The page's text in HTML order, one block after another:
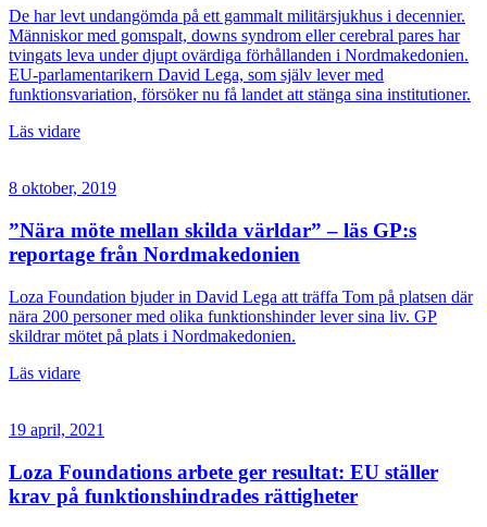
De har levt undangömda på ett gammalt militärsjukhus i decennier.
Människor med gomspalt, downs syndrom eller cerebral pares har
tvingats leva under djupt ovärdiga förhållanden i Nordmakedonien.
EU-parlamentarikern David Lega, som själv lever med
funktionsvariation, försöker nu få landet att stänga sina institutioner.
Läs vidare
8 oktober, 2019
”Nära möte mellan skilda världar” – läs GP:s
reportage från Nordmakedonien
Loza Foundation bjuder in David Lega att träffa Tom på platsen där
nära 200 personer med olika funktionshinder lever sina liv. GP
skildrar mötet på plats i Nordmakedonien.
Läs vidare
19 april, 2021
Loza Foundations arbete ger resultat: EU ställer
krav på funktionshindrades rättigheter